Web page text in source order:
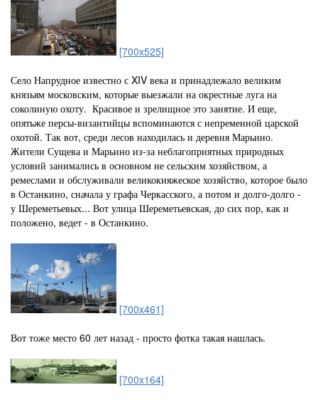
[700x525]
Село Напрудное известно с XIV века и принадлежало великим
князьям московским, которые выезжали на окрестные луга на
соколиную охоту. Красивое и зрелищное это занятие. И еще,
опятьже персы-византийцы вспоминаются с непременной царской
охотой. Так вот, среди лесов находилась и деревня Марьино.
Жители Сущева и Марьино из-за неблагоприятных природных
условий занимались в основном не сельским хозяйством, а
ремеслами и обслуживали великокняжеское хозяйство, которое было
в Останкино, сначала у графа Черкасского, а потом и долго-долго -
у Шереметьевых... Вот улица Шереметьевская, до сих пор, как и
положено, ведет - в Останкино.
[700x461]
Вот тоже место 60 лет назад - просто фотка такая нашлась.
[700x164]